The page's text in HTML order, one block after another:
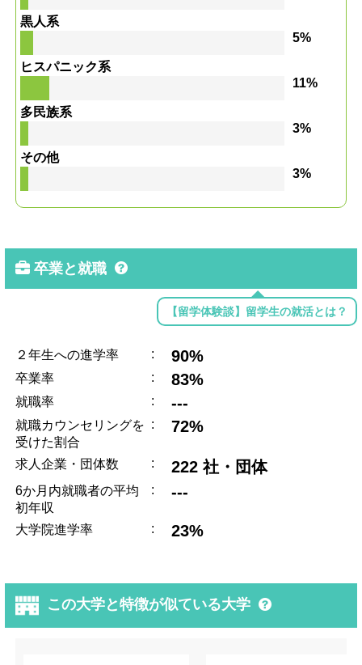
黒人系
5%
ヒスパニック系
11%
多民族系
3%
その他
3%
卒業と就職
【留学体験談】留学生の就活とは？
２年生への進学率 : 90%
卒業率 : 83%
就職率 : ---
就職カウンセリングを
受けた割合
: 72%
求人企業・団体数 : 222 社・団体
6か月内就職者の平均
初年収
: ---
大学院進学率 : 23%
この大学と特徴が似ている大学